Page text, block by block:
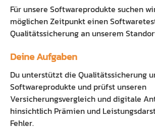
Preisliste
Anleitung
Ausbildung Fachinformatiker
Blog
Presse
Kontakt
Datenschutz
Für unsere Softwareprodukte suchen
möglichen Zeitpunkt einen
Qualitätssicherungan unserem
Deine Aufgaben
Du unterstützt die Qualitätssicherung
Softwareprodukte und prüfst unseren
Versicherungsvergleich und digitale
hinsichtlich Prämien und
Fehler.